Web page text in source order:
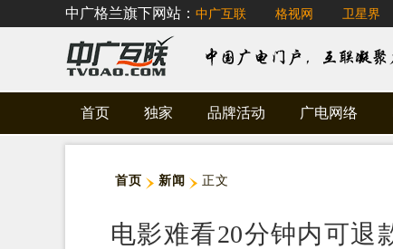
中广格兰旗下网站： 中广互联 格视网 卫星界
首页 独家 品牌活动 广电网络
首页 新闻 正文
电影难看20分钟内可退